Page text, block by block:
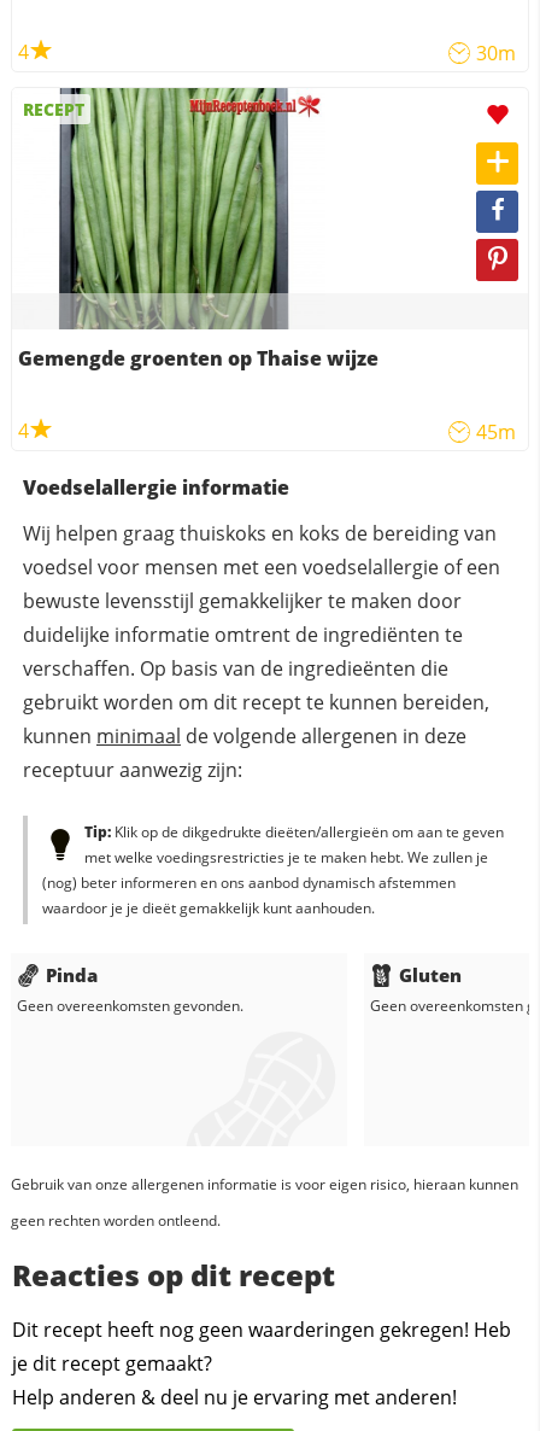
4 30m
RECEPT
Gemengde groenten op Thaise wijze
4 45m
Voedselallergie informatie
Wij helpen graag thuiskoks en koks de bereiding van
voedsel voor mensen met een voedselallergie of een
bewuste levensstijl gemakkelijker te maken door
duidelijke informatie omtrent de ingrediënten te
verschaffen. Op basis van de ingredieënten die
gebruikt worden om dit recept te kunnen bereiden,
kunnen minimaal de volgende allergenen in deze
receptuur aanwezig zijn:
Tip:Klik op de dikgedrukte dieëten/allergieën om aan te geven
met welke voedingsrestricties je te maken hebt. We zullen je
(nog) beter informeren en ons aanbod dynamisch afstemmen
waardoor je je dieët gemakkelijk kunt aanhouden.
Pinda
Geen overeenkomsten gevonden.
Gluten
Geen overeenkomsten
Gebruik van onze allergenen informatie is voor eigen risico, hieraan kunnen
geen rechten worden ontleend.
Reacties op dit recept
Dit recept heeft nog geen waarderingen gekregen! Heb
je dit recept gemaakt?
Help anderen & deel nu je ervaring met anderen!